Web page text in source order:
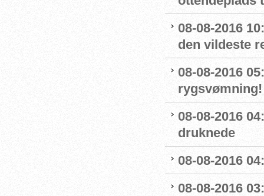
08-08-2016
den vildeste
08-08-2016
rygsvømning!
08-08-2016
druknede
08-08-2016
08-08-2016